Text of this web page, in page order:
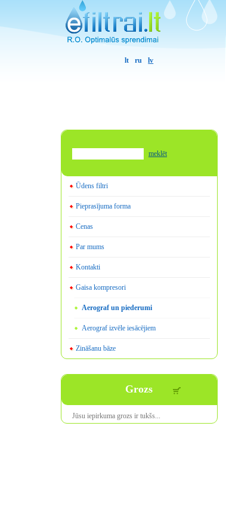
lt ru lv
meklēt
Ūdens filtri
Pieprasījuma forma
Cenas
Par mums
Kontakti
Gaisa kompresori
Aerograf un piederumi
Aerograf izvēle iesācējiem
Zināšanu bāze
Grozs
Jūsu iepirkuma grozs ir tukšs...